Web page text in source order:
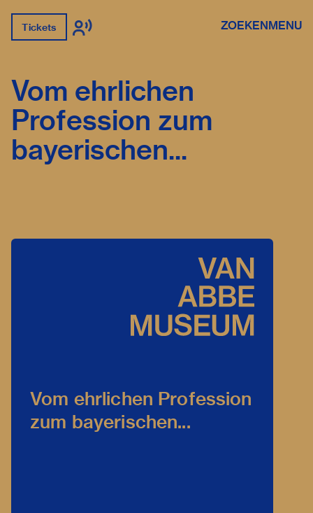
Tickets ZOEKENMENU
Vom ehrlichen
Profession zum
bayerischen...
Vom ehrlichen Profession
zum bayerischen...